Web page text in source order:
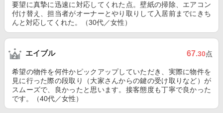
要望に真摯に迅速に対応してくれた点。壁紙の掃除、エアコン
付け替え、担当者がオーナーとやり取りして入居前までにきち
んと対応してくれた。（30代／女性）
エイブル 67.30点
希望の物件を何件かピックアップしていただき、実際に物件を
見に行った際の段取り（大家さんからの鍵の受け取りなど）が
スムーズで、良かったと思います。接客態度も丁寧で良かった
です。（40代／女性）